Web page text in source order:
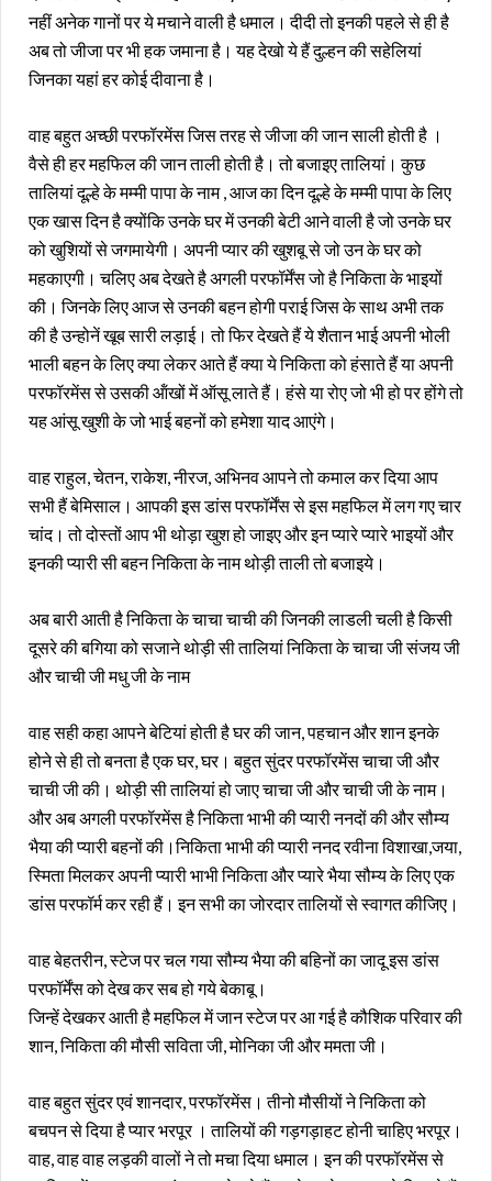
नहीं अनेक गानों पर ये मचाने वाली है धमाल। दीदी तो इनकी पहले से ही है
अब तो जीजा पर भी हक जमाना है। यह देखो ये हैं दुल्हन की सहेलियां
जिनका यहां हर कोई दीवाना है।
वाह बहुत अच्छी परफॉरमेंस जिस तरह से जीजा की जान साली होती है ।
वैसे ही हर महफिल की जान ताली होती है। तो बजाइए तालियां। कुछ
तालियां दूल्हे के मम्मी पापा के नाम , आज का दिन दूल्हे के मम्मी पापा के लिए
एक खास दिन है क्योंकि उनके घर में उनकी बेटी आने वाली है जो उनके घर
को खुशियों से जगमायेगी। अपनी प्यार की खुशबू से जो उन के घर को
महकाएगी। चलिए अब देखते है अगली परफॉर्मेंस जो है निकिता के भाइयों
की। जिनके लिए आज से उनकी बहन होगी पराई जिस के साथ अभी तक
की है उन्होनें खूब सारी लड़ाई। तो फिर देखते हैं ये शैतान भाई अपनी भोली
भाली बहन के लिए क्या लेकर आते हैं क्या ये निकिता को हंसाते हैं या अपनी
परफॉरमेंस से उसकी ऑंखों में ऑसू लाते हैं। हंसे या रोए जो भी हो पर होंगे तो
यह आंसू खुशी के जो भाई बहनों को हमेशा याद आएंगे।
वाह राहुल, चेतन, राकेश, नीरज, अभिनव आपने तो कमाल कर दिया आप
सभी हैं बेमिसाल। आपकी इस डांस परफॉर्मेंस से इस महफिल में लग गए चार
चांद। तो दोस्तों आप भी थोड़ा खुश हो जाइए और इन प्यारे प्यारे भाइयों और
इनकी प्यारी सी बहन निकिता के नाम थोड़ी ताली तो बजाइये।
अब बारी आती है निकिता के चाचा चाची की जिनकी लाडली चली है किसी
दूसरे की बगिया को सजाने थोड़ी सी तालियां निकिता के चाचा जी संजय जी
और चाची जी मधु जी के नाम
वाह सही कहा आपने बेटियां होती है घर की जान, पहचान और शान इनके
होने से ही तो बनता है एक घर, घर। बहुत सुंदर परफॉरमेंस चाचा जी और
चाची जी की। थोड़ी सी तालियां हो जाए चाचा जी और चाची जी के नाम।
और अब अगली परफॉरमेंस है निकिता भाभी की प्यारी ननदों की और सौम्य
भैया की प्यारी बहनों की।निकिता भाभी की प्यारी ननद रवीना विशाखा,जया,
स्मिता मिलकर अपनी प्यारी भाभी निकिता और प्यारे भैया सौम्य के लिए एक
डांस परफॉर्म कर रही हैं। इन सभी का जोरदार तालियों से स्वागत कीजिए।
वाह बेहतरीन, स्टेज पर चल गया सौम्य भैया की बहिनों का जादू इस डांस
परफॉर्मेंस को देख कर सब हो गये बेकाबू।
जिन्हें देखकर आती है महफिल में जान स्टेज पर आ गई है कौशिक परिवार की
शान, निकिता की मौसी सविता जी, मोनिका जी और ममता जी।
वाह बहुत सुंदर एवं शानदार, परफॉरमेंस। तीनो मौसीयों ने निकिता को
बचपन से दिया है प्यार भरपूर । तालियों की गड़गड़ाहट होनी चाहिए भरपूर।
वाह, वाह वाह लड़की वालों ने तो मचा दिया धमाल। इन की परफॉरमेंस से